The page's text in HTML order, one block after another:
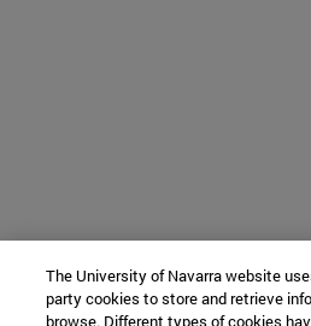
The University of Navarra website
party cookies to store and retrieve
browse. Different types of cookies